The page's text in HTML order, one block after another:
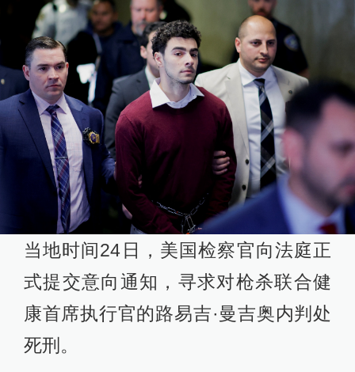
当地时间24日，美国检察官向法庭正
式提交意向通知，寻求对枪杀联合健
康首席执行官的路易吉·曼吉奥内判处
死刑。